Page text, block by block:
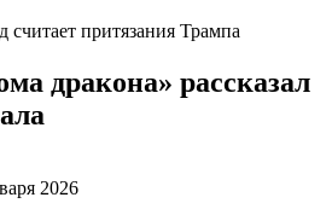
считает притязания Трампа
дракона» рассказал
2026